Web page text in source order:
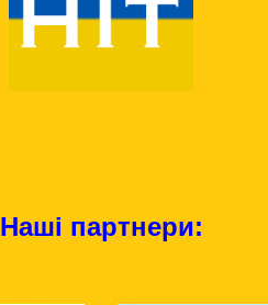
Наші партнери: